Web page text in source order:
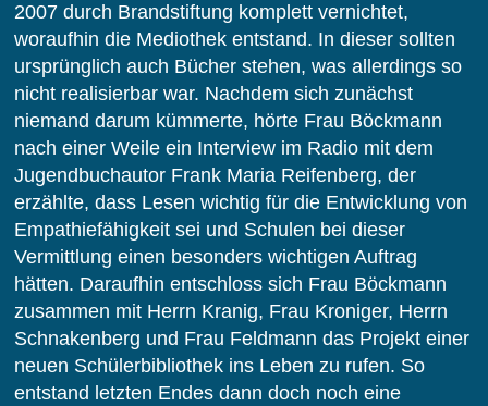
2007 durch Brandstiftung komplett vernichtet,
woraufhin die Mediothek entstand. In dieser sollten
ursprünglich auch Bücher stehen, was allerdings so
nicht realisierbar war. Nachdem sich zunächst
niemand darum kümmerte, hörte Frau Böckmann
nach einer Weile ein Interview im Radio mit dem
Jugendbuchautor Frank Maria Reifenberg, der
erzählte, dass Lesen wichtig für die Entwicklung von
Empathiefähigkeit sei und Schulen bei dieser
Vermittlung einen besonders wichtigen Auftrag
hätten. Daraufhin entschloss sich Frau Böckmann
zusammen mit Herrn Kranig, Frau Kroniger, Herrn
Schnakenberg und Frau Feldmann das Projekt einer
neuen Schülerbibliothek ins Leben zu rufen. So
entstand letzten Endes dann doch noch eine